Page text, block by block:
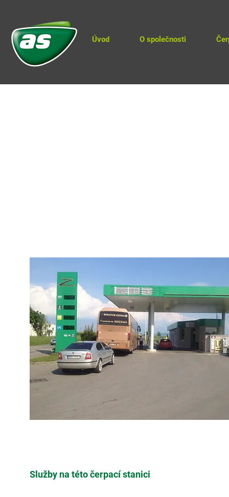
Úvod O společnosti
Služby na této čerpací stanici